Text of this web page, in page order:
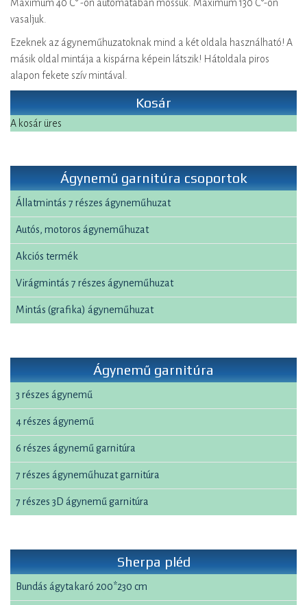
Maximum 40 C° -on automatában mossuk. Maximum 130 C°-on
vasaljuk.
Ezeknek az ágyneműhuzatoknak mind a két oldala használható! A
másik oldal mintája a kispárna képein látszik! Hátoldala piros
alapon fekete szív mintával.
Kosár
A kosár üres
Ágynemű garnitúra csoportok
Állatmintás 7 részes ágyneműhuzat
Autós, motoros ágyneműhuzat
Akciós termék
Virágmintás 7 részes ágyneműhuzat
Mintás (grafika) ágyneműhuzat
Ágynemű garnitúra
3 részes ágynemű
4 részes ágynemű
6 részes ágynemű garnitúra
7 részes ágyneműhuzat garnitúra
7 részes 3D ágynemű garnitúra
Sherpa pléd
Bundás ágytakaró 200*230 cm